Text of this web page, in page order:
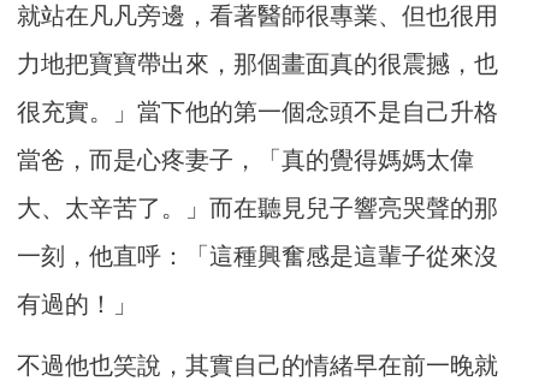
就站在凡凡旁邊，看著醫師很專業、但也很用
力地把寶寶帶出來，那個畫面真的很震撼，也
很充實。」當下他的第一個念頭不是自己升格
當爸，而是心疼妻子，「真的覺得媽媽太偉
大、太辛苦了。」而在聽見兒子響亮哭聲的那
一刻，他直呼：「這種興奮感是這輩子從來沒
有過的！」
不過他也笑說，其實自己的情緒早在前一晚就